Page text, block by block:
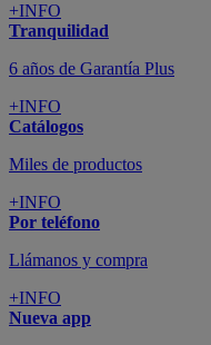
+INFO
Tranquilidad
6 años de Garantía Plus
+INFO
Catálogos
Miles de productos
+INFO
Por teléfono
Llámanos y compra
+INFO
Nueva app